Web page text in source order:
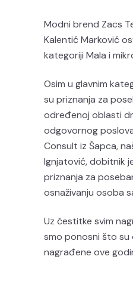
Modni brend Zacs
Kalentić Marković
kategoriji Mala i
Osim u glavnim
su priznanja za
određenoj oblasti
odgovornog
Consult iz Šapca,
Ignjatović, dobitnik
priznanja za
osnaživanju osoba
Uz čestitke svim
smo ponosni što su
nagrađene ove